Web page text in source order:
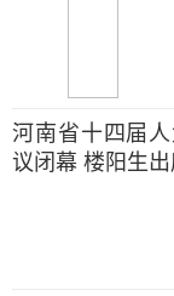
河南省十四届
议闭幕 楼阳生